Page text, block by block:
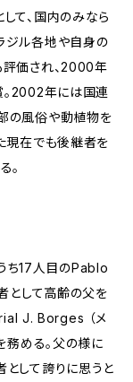
て、国内のみなら
ジル各地や自身の
評価され、2000年
2002年には国連
の風俗や動植物を
現在でも後継者を
。
ち17人目のPablo
として高齢の父を
J. Borges （メ
務める。父の様に
として誇りに思うと